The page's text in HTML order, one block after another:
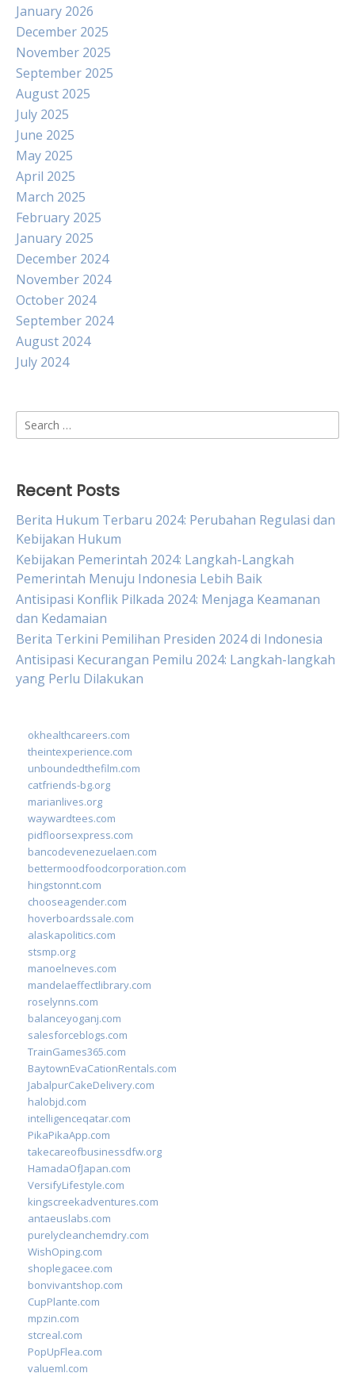
January 2026
December 2025
November 2025
September 2025
August 2025
July 2025
June 2025
May 2025
April 2025
March 2025
February 2025
January 2025
December 2024
November 2024
October 2024
September 2024
August 2024
July 2024
Search
for:
Recent Posts
Berita Hukum Terbaru 2024: Perubahan Regulasi dan
Kebijakan Hukum
Kebijakan Pemerintah 2024: Langkah-Langkah
Pemerintah Menuju Indonesia Lebih Baik
Antisipasi Konflik Pilkada 2024: Menjaga Keamanan
dan Kedamaian
Berita Terkini Pemilihan Presiden 2024 di Indonesia
Antisipasi Kecurangan Pemilu 2024: Langkah-langkah
yang Perlu Dilakukan
okhealthcareers.com
theintexperience.com
unboundedthefilm.com
catfriends-bg.org
marianlives.org
waywardtees.com
pidfloorsexpress.com
bancodevenezuelaen.com
bettermoodfoodcorporation.com
hingstonnt.com
chooseagender.com
hoverboardssale.com
alaskapolitics.com
stsmp.org
manoelneves.com
mandelaeffectlibrary.com
roselynns.com
balanceyoganj.com
salesforceblogs.com
TrainGames365.com
BaytownEvaCationRentals.com
JabalpurCakeDelivery.com
halobjd.com
intelligenceqatar.com
PikaPikaApp.com
takecareofbusinessdfw.org
HamadaOfJapan.com
VersifyLifestyle.com
kingscreekadventures.com
antaeuslabs.com
purelycleanchemdry.com
WishOping.com
shoplegacee.com
bonvivantshop.com
CupPlante.com
mpzin.com
stcreal.com
PopUpFlea.com
valueml.com